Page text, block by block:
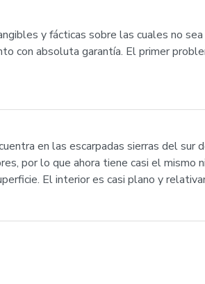
y fácticas sobre las cuales no
con absoluta garantía. El primer
en las escarpadas sierras del sur
por lo que ahora tiene casi el mismo
El interior es casi plano y